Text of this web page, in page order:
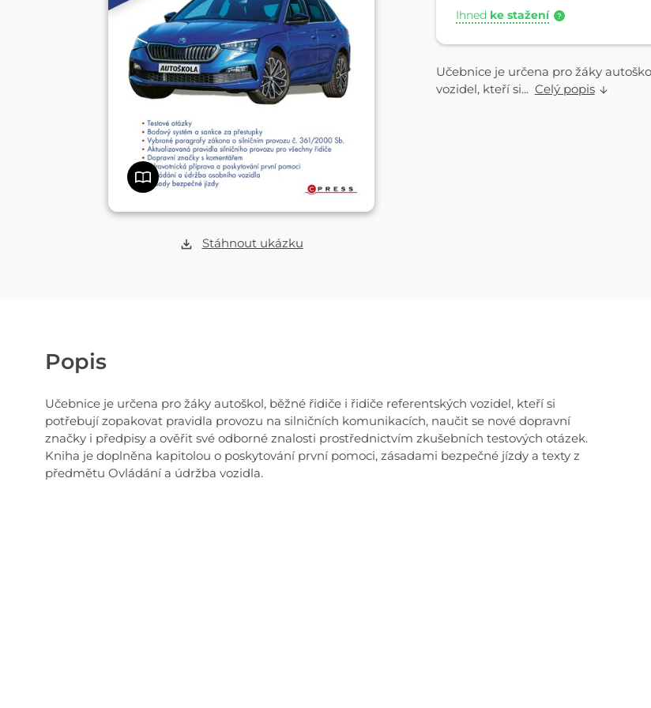
Stáhnout ukázku
Ihned ke stažení ?
Učebnice je určena pro žáky
vozidel, kteří si... Celý popis
Popis
Učebnice je určena pro žáky autoškol, běžné řidiče i řidiče referentských vozidel, kteří si
potřebují zopakovat pravidla provozu na silničních komunikacích, naučit se nové dopravní
značky i předpisy a ověřit své odborné znalosti prostřednictvím zkušebních testových otázek.
Kniha je doplněna kapitolou o poskytování první pomoci, zásadami bezpečné jízdy a texty z
předmětu Ovládání a údržba vozidla.